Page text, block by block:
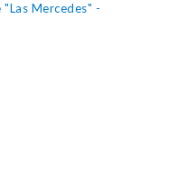
Mercedes" -